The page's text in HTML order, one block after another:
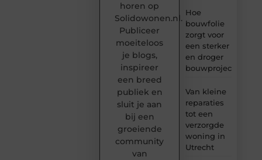
Hoe
bouwfolie
zorgt voor
een sterker
en droger
bouwproject
Van kleine
reparaties
tot een
verzorgde
woning in
Utrecht
horen op
Solidowonen.nl.
Publiceer
moeiteloos
je blogs,
inspireer
een breed
publiek en
sluit je aan
bij een
groeiende
community
van